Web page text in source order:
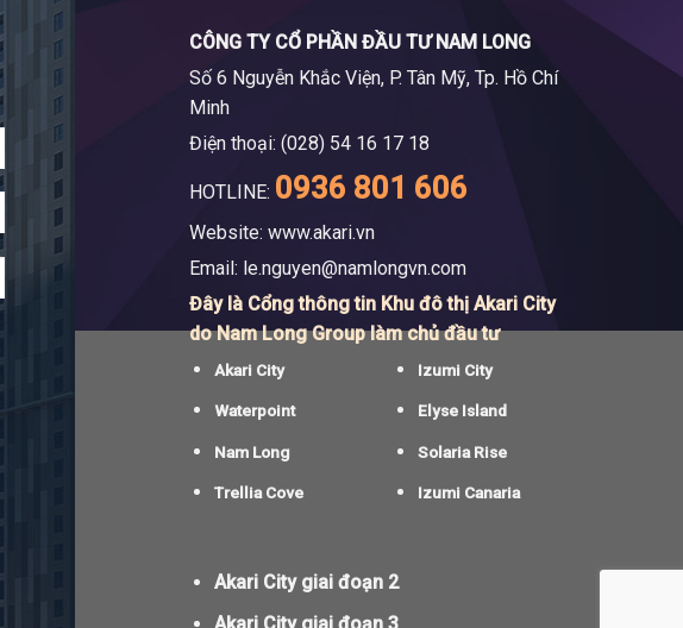
CÔNG TY CỔ PHẦN ĐẦU TƯ NAM LONG
Số 6 Nguyễn Khắc Viện, P. Tân Mỹ, Tp. Hồ Chí
Minh
Điện thoại: (028) 54 16 17 18
HOTLINE: 0936 801 606
Website: www.akari.vn
Email: le.nguyen@namlongvn.com
Đây là Cổng thông tin Khu đô thị Akari City
do Nam Long Group làm chủ đầu tư
Akari City
Waterpoint
Nam Long
Trellia Cove
Izumi City
Elyse Island
Solaria Rise
Izumi Canaria
Akari City giai đoạn 2